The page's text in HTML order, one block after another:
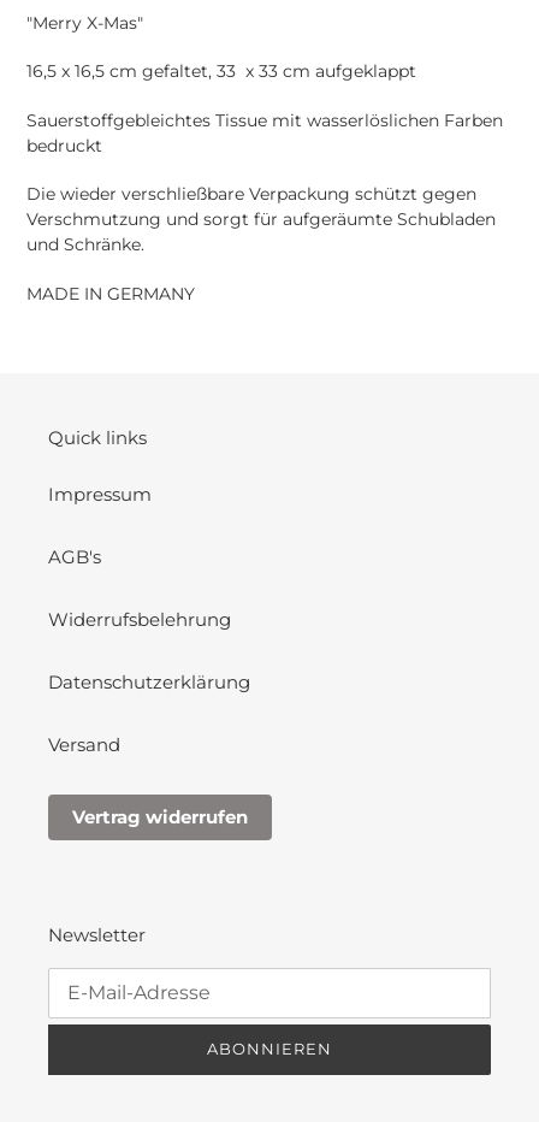
Warenkorb
hinzugefügt
"Merry X-Mas"
16,5 x 16,5 cm gefaltet, 33 x 33 cm aufgeklappt
Sauerstoffgebleichtes Tissue mit wasserlöslichen Farben
bedruckt
Die wieder verschließbare Verpackung schützt gegen
Verschmutzung und sorgt für aufgeräumte Schubladen
und Schränke.
MADE IN GERMANY
Quick links
Impressum
AGB's
Widerrufsbelehrung
Datenschutzerklärung
Versand
Vertrag widerrufen
Newsletter
ABONNIEREN